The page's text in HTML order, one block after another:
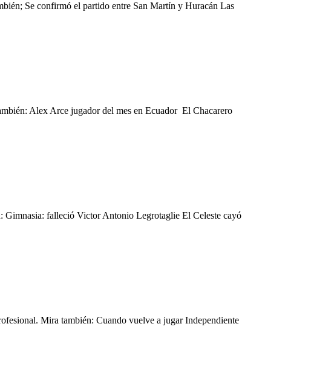
Se confirmó el partido entre San Martín y Huracán Las
Alex Arce jugador del mes en Ecuador El Chacarero
Gimnasia: falleció Victor Antonio Legrotaglie El Celeste cayó
Mira también: Cuando vuelve a jugar Independiente